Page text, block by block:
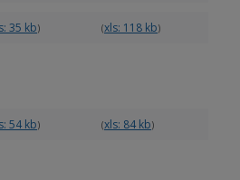
35 kb) (xls: 118 kb)
54 kb) (xls: 84 kb)